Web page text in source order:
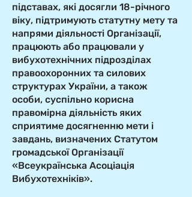
підставах, які досягли 18-річного
віку, підтримують статутну мету та
напрями діяльності Організації,
працюють або працювали у
вибухотехнічних підрозділах
правоохоронних та силових
структурах України, а також
особи, суспільно корисна
правомірна діяльність яких
сприятиме досягненню мети і
завдань, визначених Статутом
громадської Організації
«Всеукраїнська Асоціація
Вибухотехніків».